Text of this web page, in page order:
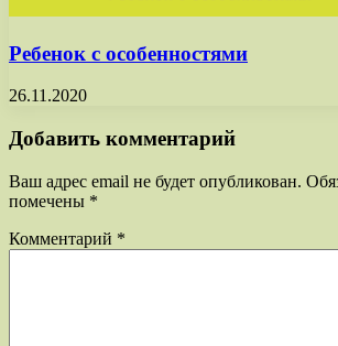
Ребенок с особенностями
26.11.2020
Добавить комментарий
Ваш адрес email не будет опубликован.
помечены *
Комментарий *